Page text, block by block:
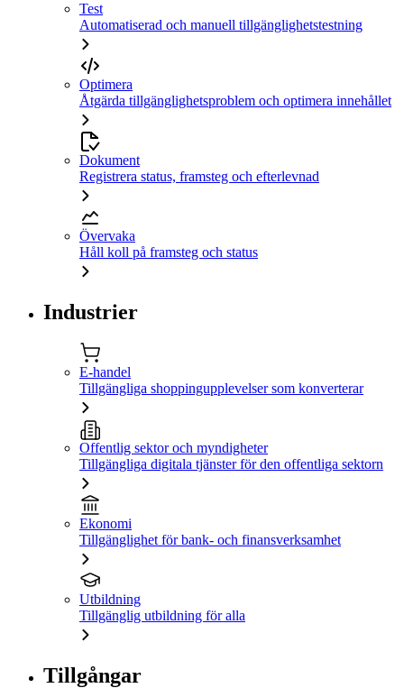
Test
Automatiserad och manuell tillgänglighetstestning
Optimera
Åtgärda tillgänglighetsproblem och optimera innehållet
Dokument
Registrera status, framsteg och efterlevnad
Övervaka
Håll koll på framsteg och status
Industrier
E-handel
Tillgängliga shoppingupplevelser som konverterar
Offentlig sektor och myndigheter
Tillgängliga digitala tjänster för den offentliga sektorn
Ekonomi
Tillgänglighet för bank- och finansverksamhet
Utbildning
Tillgänglig utbildning för alla
Tillgångar